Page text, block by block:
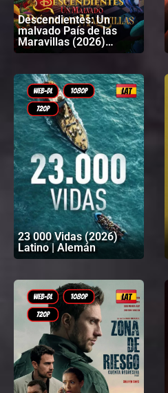
Descendientes: Un
malvado País de las
Maravillas (2026)
Latino | Inglés
23 000 Vidas (2026)
Latino | Alemán